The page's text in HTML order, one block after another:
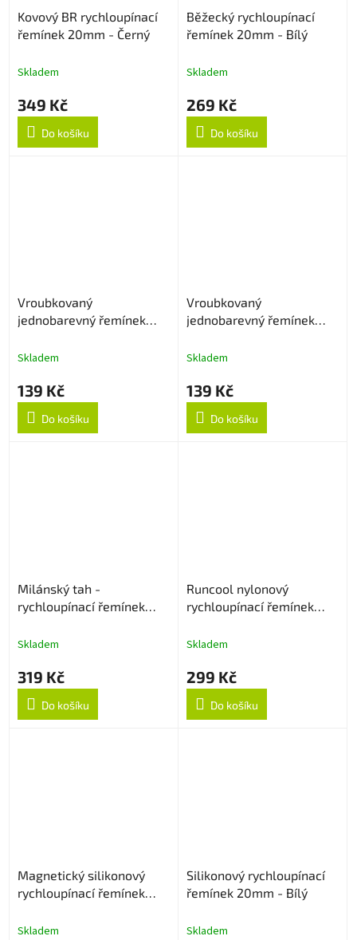
Kovový BR rychloupínací
řemínek 20mm - Černý
Skladem
349 Kč
Do košíku
Běžecký rychloupínací
řemínek 20mm - Bílý
Skladem
269 Kč
Do košíku
Vroubkovaný
jednobarevný řemínek
Skladem
139 Kč
Do košíku
Vroubkovaný
jednobarevný řemínek
Skladem
139 Kč
Do košíku
Milánský tah -
rychloupínací řemínek
Skladem
319 Kč
Do košíku
Runcool nylonový
rychloupínací řemínek
Skladem
299 Kč
Do košíku
Magnetický silikonový
rychloupínací řemínek
Skladem
Silikonový rychloupínací
řemínek 20mm - Bílý
Skladem